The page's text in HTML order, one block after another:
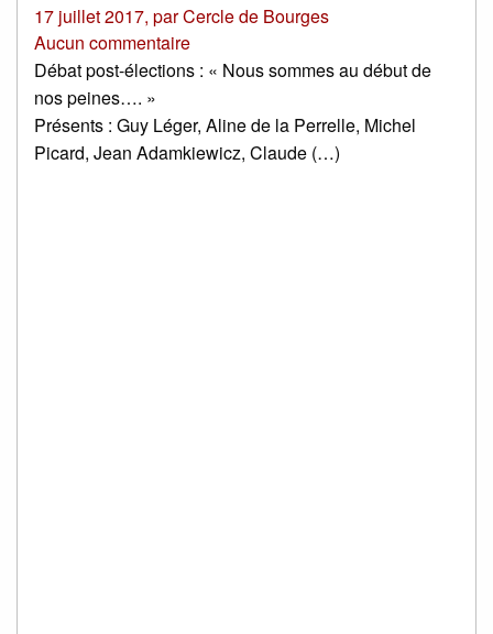
17 juillet 2017, parCercle de Bourges
Aucun commentaire
Débat post-élections : « Nous sommes au début de
nos peines…. »
Présents : Guy Léger, Aline de la Perrelle, Michel
Picard, Jean Adamkiewicz, Claude (…)